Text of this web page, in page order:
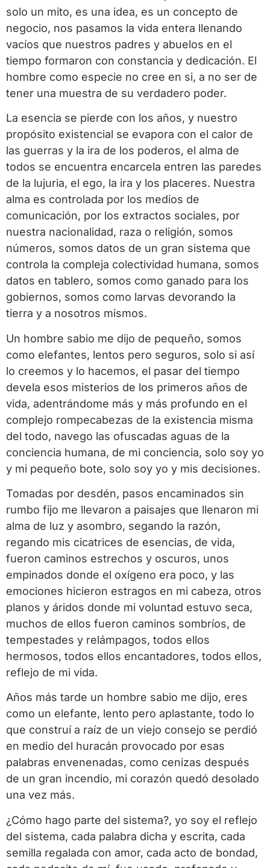
solo un mito, es una idea, es un concepto de
negocio, nos pasamos la vida entera llenando
vacíos que nuestros padres y abuelos en el
tiempo formaron con constancia y dedicación. El
hombre como especie no cree en si, a no ser de
tener una muestra de su verdadero poder.
La esencia se pierde con los años, y nuestro
propósito existencial se evapora con el calor de
las guerras y la ira de los poderos, el alma de
todos se encuentra encarcela entren las paredes
de la lujuria, el ego, la ira y los placeres. Nuestra
alma es controlada por los medios de
comunicación, por los extractos sociales, por
nuestra nacionalidad, raza o religión, somos
números, somos datos de un gran sistema que
controla la compleja colectividad humana, somos
datos en tablero, somos como ganado para los
gobiernos, somos como larvas devorando la
tierra y a nosotros mismos.
Un hombre sabio me dijo de pequeño, somos
como elefantes, lentos pero seguros, solo si así
lo creemos y lo hacemos, el pasar del tiempo
devela esos misterios de los primeros años de
vida, adentrándome más y más profundo en el
complejo rompecabezas de la existencia misma
del todo, navego las ofuscadas aguas de la
conciencia humana, de mi conciencia, solo soy yo
y mi pequeño bote, solo soy yo y mis decisiones.
Tomadas por desdén, pasos encaminados sin
rumbo fijo me llevaron a paisajes que llenaron mi
alma de luz y asombro, segando la razón,
regando mis cicatrices de esencias, de vida,
fueron caminos estrechos y oscuros, unos
empinados donde el oxígeno era poco, y las
emociones hicieron estragos en mi cabeza, otros
planos y áridos donde mi voluntad estuvo seca,
muchos de ellos fueron caminos sombríos, de
tempestades y relámpagos, todos ellos
hermosos, todos ellos encantadores, todos ellos,
reflejo de mi vida.
Años más tarde un hombre sabio me dijo, eres
como un elefante, lento pero aplastante, todo lo
que construí a raíz de un viejo consejo se perdió
en medio del huracán provocado por esas
palabras envenenadas, como cenizas después
de un gran incendio, mi corazón quedó desolado
una vez más.
¿Cómo hago parte del sistema?, yo soy el reflejo
del sistema, cada palabra dicha y escrita, cada
semilla regalada con amor, cada acto de bondad,